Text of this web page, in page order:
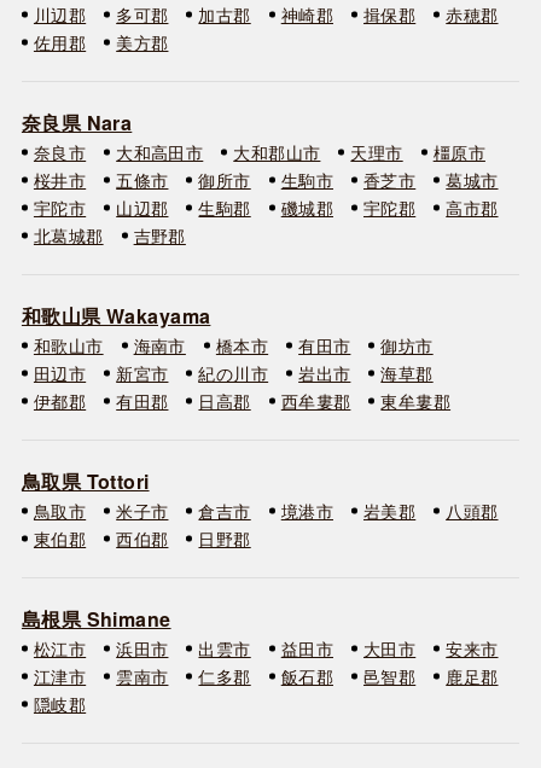
川辺郡
多可郡 加古郡 神崎郡 揖保郡
赤穂郡
佐用郡
美方郡
奈良県 Nara
奈良市 大和高田市 大和郡山市 天理市
橿原市
桜井市
五條市 御所市 生駒市 香芝市
葛城市
宇陀市
山辺郡 生駒郡 磯城郡 宇陀郡
高市郡
北葛城郡
吉野郡
和歌山県 Wakayama
和歌山市 海南市 橋本市 有田市
御坊市
田辺市
新宮市 紀の川市 岩出市
海草郡
伊都郡
有田郡 日高郡 西牟婁郡 東牟婁郡
鳥取県 Tottori
鳥取市 米子市 倉吉市 境港市 岩美郡
八頭郡
東伯郡
西伯郡 日野郡
島根県 Shimane
松江市 浜田市 出雲市 益田市 大田市
安来市
江津市
雲南市 仁多郡 飯石郡 邑智郡
鹿足郡
隠岐郡